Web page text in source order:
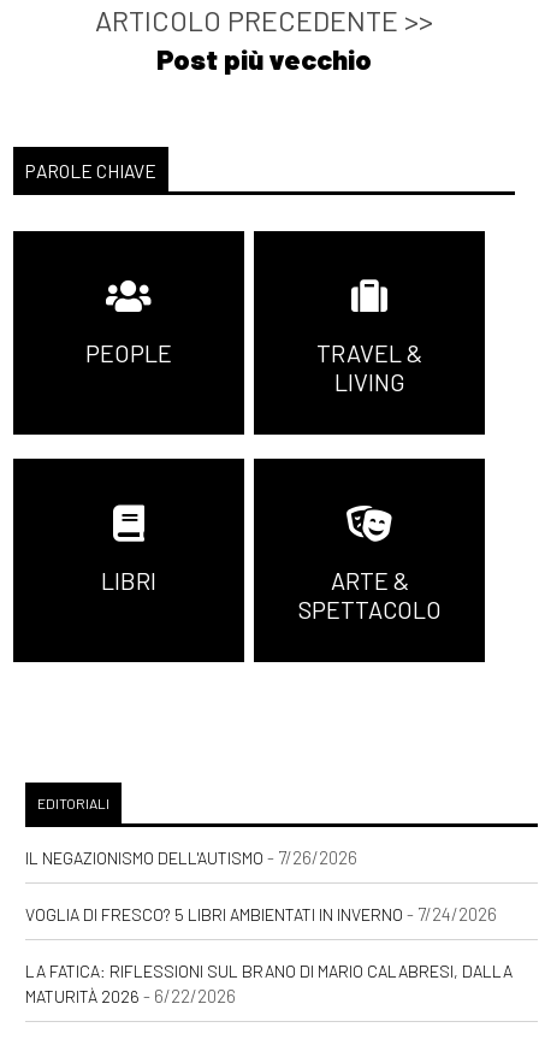
ARTICOLO PRECEDENTE >>
Post più vecchio
PAROLE CHIAVE
PEOPLE
TRAVEL &
LIVING
LIBRI
ARTE &
SPETTACOLO
EDITORIALI
IL NEGAZIONISMO DELL'AUTISMO - 7/26/2026
VOGLIA DI FRESCO? 5 LIBRI AMBIENTATI IN INVERNO - 7/24/2026
LA FATICA: RIFLESSIONI SUL BRANO DI MARIO CALABRESI, DALLA
MATURITÀ 2026 - 6/22/2026